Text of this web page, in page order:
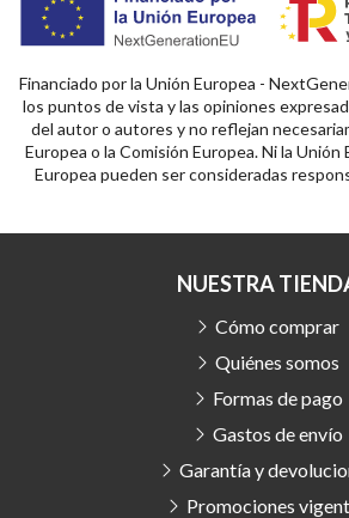
Financiado por la Unión Europea -
los puntos de vista y las opiniones
del autor o autores y no reflejan
Europea o la Comisión Europea. Ni la Unión
Europea pueden ser consideradas
NUESTRA
Cómo comprar
Quiénes somos
Formas de pago
Gastos de envío
Garantía y
Promociones